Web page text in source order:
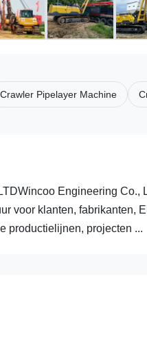
Crawler Pipelayer Machine
Engineering
voor klanten, fabrikanten,
productielijnen, projecten ...